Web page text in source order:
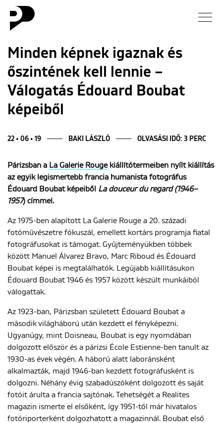
Hírek
Galéria
Rólunk
ENGLISH
Minden képnek igaznak és
őszintének kell lennie –
Válogatás Édouard Boubat
képeiből
22 • 06 • 19 BAKI LÁSZLÓ OLVASÁSI IDŐ: 3 PERC
Párizsban a La Galerie Rougekiállítótermeiben nyílt kiállítás
az egyik legismertebb francia humanista fotográfus
Édouard Boubat képeiből La douceur du regard (1946–
1957) címmel.
Az 1975-ben alapított La Galerie Rouge a 20. századi
fotóművészetre fókuszál, emellett kortárs programja fiatal
fotográfusokat is támogat. Gyűjteményükben többek
között Manuel Álvarez Bravo, Marc Riboud és Édouard
Boubat képei is megtalálhatók. Legújabb kiállításukon
Édouard Boubat 1946 és 1957 között készült munkáiból
válogattak.
Az 1923-ban, Párizsban született Édouard Boubat a
második világháború után kezdett el fényképezni.
Ugyanúgy, mint Doisneau, Boubat is egy nyomdában
dolgozott először és a párizsi École Estienne-ben tanult az
1930-as évek végén. A háború alatt laboránsként
alkalmazták, majd 1946-ban kezdett fotográfusként is
dolgozni. Néhány évig szabadúszóként dolgozott és saját
fotóit árulta a francia sajtónak. Tehetségét a Realites
magazin ismerte el elsőként, így 1951-től már hivatalos
fotóriporterként dolgozhatott a magazinnál. Boubat első